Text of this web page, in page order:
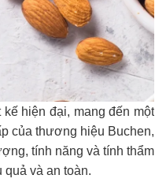
hiện đại, mang đến một
của thương hiệu Buchen,
tính năng và tính thẩm
và an toàn.